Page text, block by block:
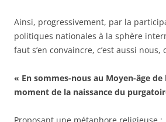
Ainsi, progressivement, par la
politiques nationales à la sphère
faut s’en convaincre, c’est aussi nous,
« En sommes-nous au Moyen-âge de
moment de la naissance du